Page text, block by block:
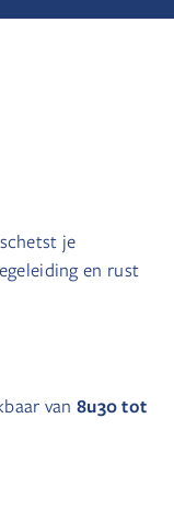
je
en rust
van 8u30 tot